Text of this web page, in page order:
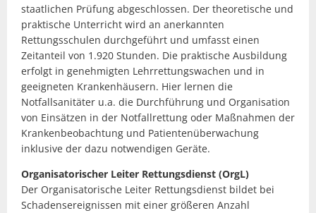
staatlichen Prüfung abgeschlossen. Der theoretische und
praktische Unterricht wird an anerkannten
Rettungsschulen durchgeführt und umfasst einen
Zeitanteil von 1.920 Stunden. Die praktische Ausbildung
erfolgt in genehmigten Lehrrettungswachen und in
geeigneten Krankenhäusern. Hier lernen die
Notfallsanitäter u.a. die Durchführung und Organisation
von Einsätzen in der Notfallrettung oder Maßnahmen der
Krankenbeobachtung und Patientenüberwachung
inklusive der dazu notwendigen Geräte.
Organisatorischer Leiter Rettungsdienst (OrgL)
Der Organisatorische Leiter Rettungsdienst bildet bei
Schadensereignissen mit einer größeren Anzahl